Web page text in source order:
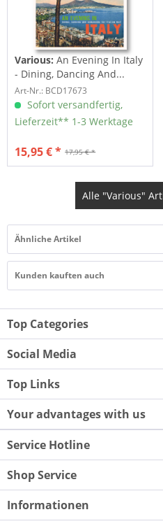
Various:An Evening In Italy
- Dining, Dancing And...
Art-Nr.: BCD17673
Sofort versandfertig,
Lieferzeit** 1-3 Werktage
17,95 € *
15,95 € *
Alle "Various"
Ähnliche Artikel
Kunden kauften auch
Top Categories
Social Media
Top Links
Your advantages with us
Service Hotline
Shop Service
Informationen